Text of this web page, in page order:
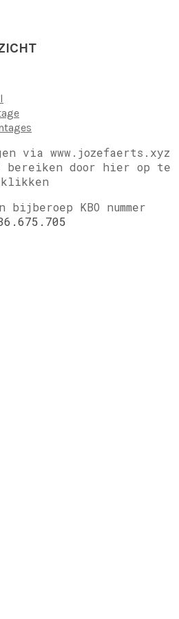
via www.jozefaerts.xyz
bereiken door hier op te
klikken
KBO nummer